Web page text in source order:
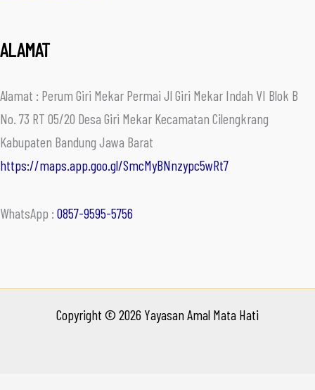
ALAMAT
Alamat : Perum Giri Mekar Permai Jl Giri Mekar Indah VI Blok B
No. 73 RT 05/20 Desa Giri Mekar Kecamatan Cilengkrang
Kabupaten Bandung Jawa Barat
https://maps.app.goo.gl/SmcMyBNnzypc5wRt7
WhatsApp : 0857-9595-5756
Copyright © 2026 Yayasan Amal Mata Hati